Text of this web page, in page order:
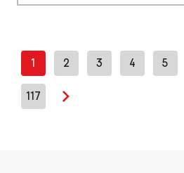
1 2 3 4 5
117